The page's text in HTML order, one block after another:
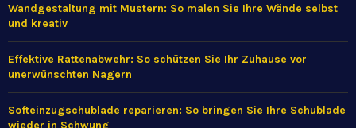
Wandgestaltung mit Mustern: So malen Sie Ihre Wände selbst
und kreativ
Effektive Rattenabwehr: So schützen Sie Ihr Zuhause vor
unerwünschten Nagern
Softeinzugschublade reparieren: So bringen Sie Ihre Schublade
wieder in Schwung